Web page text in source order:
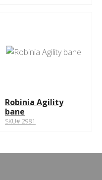
Robinia Agility
bane
SKU# 2981